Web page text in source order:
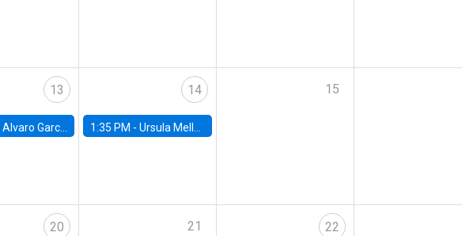
13
Alvaro Garcia-Marin, Universidad de Los Andes
14
1:35 PM -Ursula Mello, Insper - Institute of Education and Research
15
20 21 22